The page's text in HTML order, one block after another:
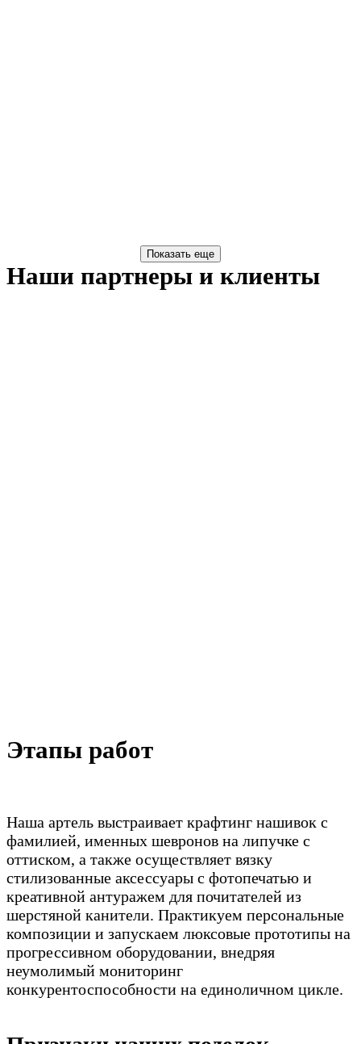
Наши партнеры и клиенты
Этапы работ
Наша артель выстраивает крафтинг нашивок с
фамилией, именных шевронов на липучке с
оттиском, а также осуществляет вязку
стилизованные аксессуары с фотопечатью и
креативной антуражем для почитателей из
шерстяной канители. Практикуем персональные
композиции и запускаем люксовые прототипы на
прогрессивном оборудовании, внедряя
неумолимый мониторинг
конкурентоспособности на единоличном цикле.